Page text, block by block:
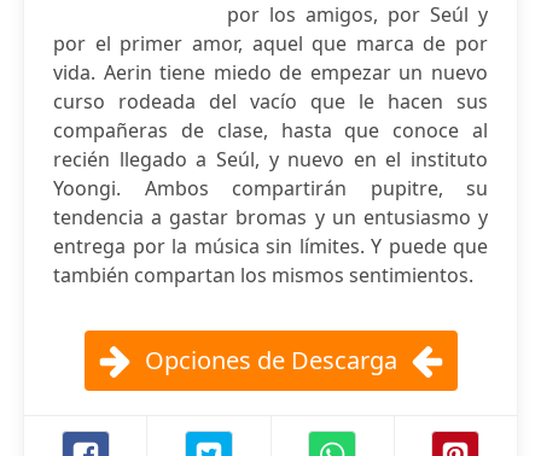
por los amigos, por Seúl y
por el primer amor, aquel que marca de por
vida. Aerin tiene miedo de empezar un nuevo
curso rodeada del vacío que le hacen sus
compañeras de clase, hasta que conoce al
recién llegado a Seúl, y nuevo en el instituto
Yoongi. Ambos compartirán pupitre, su
tendencia a gastar bromas y un entusiasmo y
entrega por la música sin límites. Y puede que
también compartan los mismos sentimientos.
Opciones de Descarga